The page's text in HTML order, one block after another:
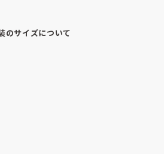
のサイズについて